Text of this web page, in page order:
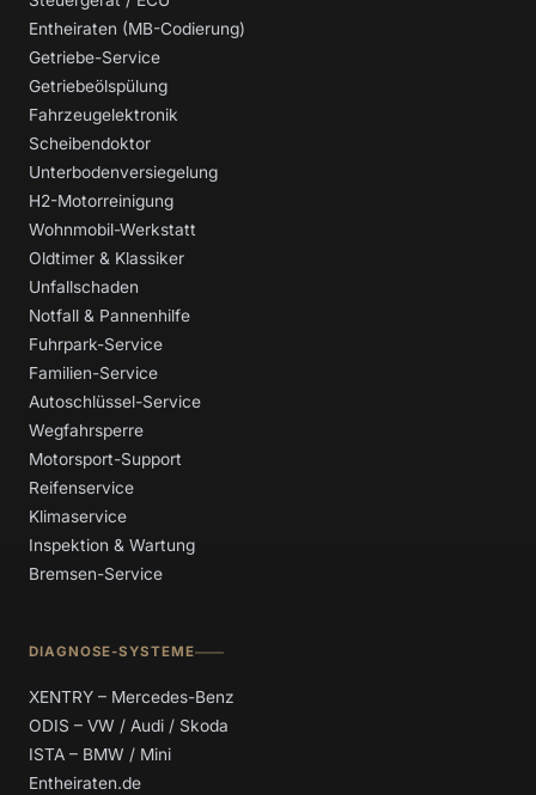
Entheiraten (MB-Codierung)
Getriebe-Service
Getriebeölspülung
Fahrzeugelektronik
Scheibendoktor
Unterbodenversiegelung
H2-Motorreinigung
Wohnmobil-Werkstatt
Oldtimer & Klassiker
Unfallschaden
Notfall & Pannenhilfe
Fuhrpark-Service
Familien-Service
Autoschlüssel-Service
Wegfahrsperre
Motorsport-Support
Reifenservice
Klimaservice
Inspektion & Wartung
Bremsen-Service
DIAGNOSE-SYSTEME
XENTRY – Mercedes-Benz
ODIS – VW / Audi / Skoda
ISTA – BMW / Mini
Entheiraten.de